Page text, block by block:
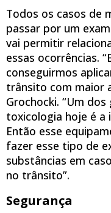
Todos os casos de
passar por um
vai permitir
essas ocorrências.
conseguirmos
trânsito com maior
Grochocki. “Um
toxicologia hoje é a
Então esse
fazer esse tipo de
substâncias em
no trânsito”.
Segurança